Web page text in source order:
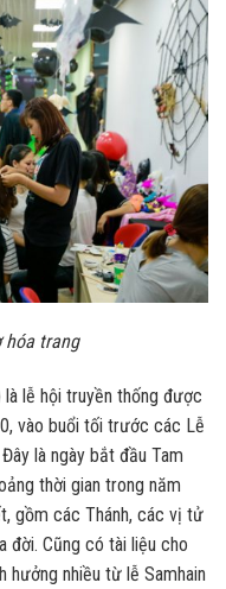
hóa trang
lễ hội truyền thống được
vào buổi tối trước các Lễ
là ngày bắt đầu Tam
thời gian trong năm
gồm các Thánh, các vị tử
đời. Cũng có tài liệu cho
hưởng nhiều từ lễ Samhain